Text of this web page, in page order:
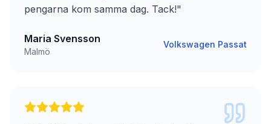
pengarna kom samma dag. Tack!"
Maria Svensson
Malmö
Volkswagen Passat